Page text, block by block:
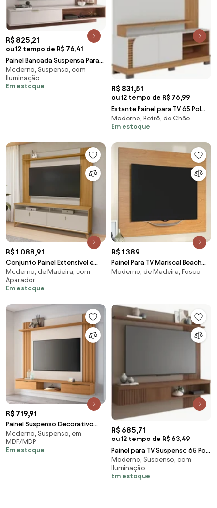
R$ 825,21
ou 12 tempo de R$ 76,41
Painel Bancada Suspensa Para
TV até 65 Pol. 180cm Ripado
Palmas C05 Of
Moderno, Suspenso, com
Iluminação
Em estoque
R$ 831,51
ou 12 tempo de R$ 76,99
Estante Painel para TV 65 Pol
Madrid C05 Off White
Matte/Freijó - Mpoz
Moderno, Retrô, de Chão
Em estoque
R$ 1.088,91
Conjunto Painel Extensível e
Rack 180cm Tremonti/Duarte
TV até 55 Tauari/Off White G77
- Gran Belo
Moderno, de Madeira, com
Aparador
Em estoque
R$ 1.389
Painel Para TV Mariscal Beach
2.10
Moderno, de Madeira, Fosco
R$ 719,91
Painel Suspenso Decorativo
Doss TV até 70 Pol Ripado
MDP/MDF Cinamomo/Off
White G26 - Gran Belo
Moderno, Suspenso, em
MDF/MDP
Em estoque
R$ 685,71
ou 12 tempo de R$ 63,49
Painel para TV Suspenso 65 Pol.
Helen C01 Fendi/Havana -
Mpozenato
Moderno, Suspenso, com
Iluminação
Em estoque